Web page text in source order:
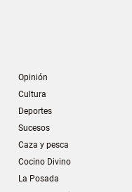
Opinión
Cultura
Deportes
Sucesos
Caza y pesca
Cocino Divino
La Posada